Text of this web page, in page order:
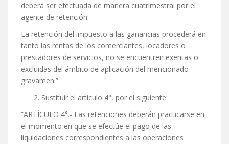
deberá ser efectuada de manera cuatrimestral por el
agente de retención.
La retención del impuesto a las ganancias procederá en
tanto las rentas de los comerciantes, locadores o
prestadores de servicios, no se encuentren exentas o
excluidas del ámbito de aplicación del mencionado
gravamen.”.
Sustituir el artículo 4°, por el siguiente:
“ARTÍCULO 4°.- Las retenciones deberán practicarse en
el momento en que se efectúe el pago de las
liquidaciones correspondientes a las operaciones